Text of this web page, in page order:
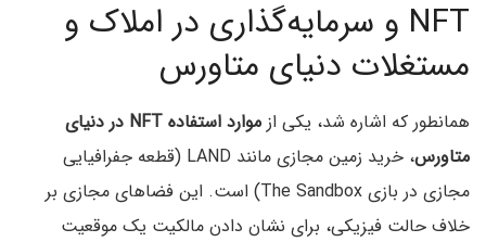
NFT و سرمایه‌گذاری در املاک و
مستغلات دنیای متاورس
همانطور که اشاره شد، یکی از
موارد استفاده NFT در دنیای
متاورس
، خرید زمین مجازی مانند LAND (قطعه جفرافیایی
مجازی در بازی The Sandbox) است. این فضاهای مجازی بر
خلاف حالت فیزیکی، برای نشان دادن مالکیت یک موقعیت